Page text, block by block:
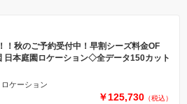
！秋のご予約受付中！早割シーズ料金OF
日本庭園ロケーション◇全データ150カット
ロケーション
￥125,730 （税込）